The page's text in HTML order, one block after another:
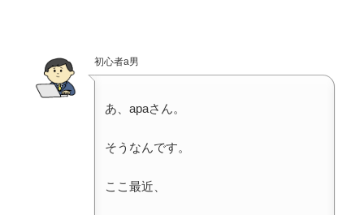
初心者a男
あ、apaさん。
そうなんです。
ここ最近、